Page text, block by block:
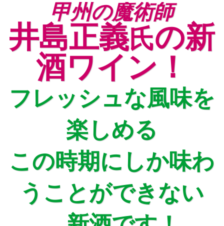
甲州の魔術師
井島正義氏の新
酒ワイン！
フレッシュな風味を
楽しめる
この時期にしか味わ
うことができない